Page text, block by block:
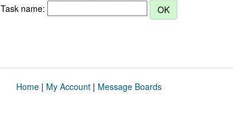
Task name:
Home| My Account| Message Boards